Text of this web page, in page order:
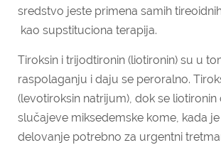
sredstvo jeste primena samih
kao supstituciona terapija.
Tiroksin i trijodtironin (liotironin) su u
raspolaganju i daju se peroralno.
(levotiroksin natrijum), dok se liotironin
slučajeve miksedemske kome, kada
delovanje potrebno za urgentni